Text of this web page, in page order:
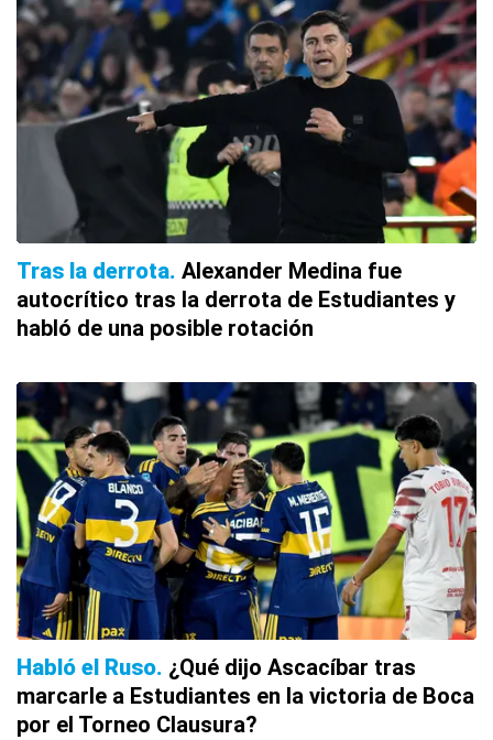
Tras la derrota Alexander Medina fue
autocrítico tras la derrota de Estudiantes y
habló de una posible rotación
Habló el Ruso ¿Qué dijo Ascacíbar tras
marcarle a Estudiantes en la victoria de Boca
por el Torneo Clausura?